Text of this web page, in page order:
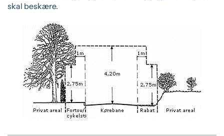
skal beskære.